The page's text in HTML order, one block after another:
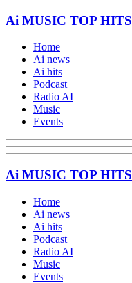
Ai MUSIC TOP HITS
Home
Ai news
Ai hits
Podcast
Radio AI
Music
Events
Ai MUSIC TOP HITS
Home
Ai news
Ai hits
Podcast
Radio AI
Music
Events